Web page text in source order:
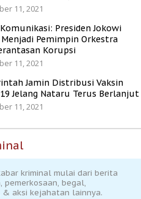
11, 2021
Presiden Jokowi
Pemimpin Orkestra
Korupsi
11, 2021
Jamin Distribusi Vaksin
Jelang Nataru Terus Berlanjut
11, 2021
kriminal mulai dari berita
pemerkosaan, begal,
& aksi kejahatan lainnya.